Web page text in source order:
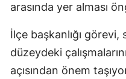
arasında yer alması
İlçe başkanlığı
düzeydeki
açısından önem